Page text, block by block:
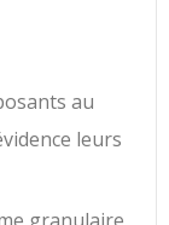
au
leurs